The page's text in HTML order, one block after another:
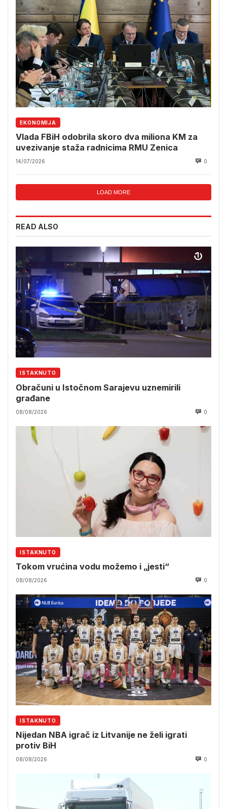
EKONOMIJA
Vlada FBiH odobrila skoro dva miliona KM za
uvezivanje staža radnicima RMU Zenica
14/07/2026 0
LOAD MORE
READ ALSO
ISTAKNUTO
Obračuni u Istočnom Sarajevu uznemirili
građane
08/08/2026 0
ISTAKNUTO
Tokom vrućina vodu možemo i „jesti“
08/08/2026 0
ISTAKNUTO
Nijedan NBA igrač iz Litvanije ne želi igrati
protiv BiH
08/08/2026 0